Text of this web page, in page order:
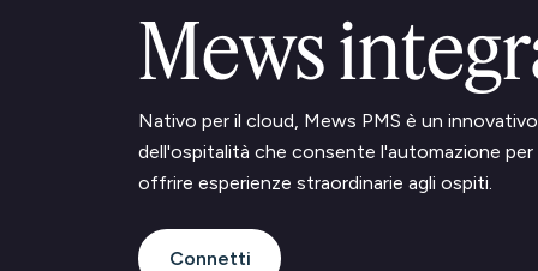
Mews
Nativo per il cloud, Mews PMS è un
dell'ospitalità che consente l'automazione
offrire esperienze straordinarie agli ospiti.
Connetti